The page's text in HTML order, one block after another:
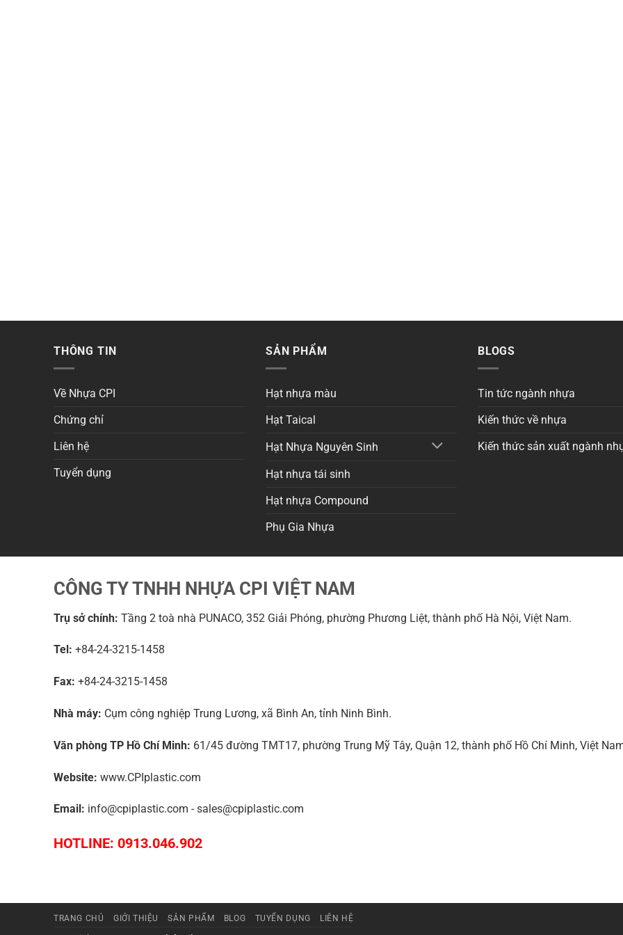
THÔNG TIN
Về Nhựa CPI
Chứng chỉ
Liên hệ
Tuyển dụng
SẢN PHẨM
Hạt nhựa màu
Hạt Taical
Hạt Nhựa Nguyên Sinh
Hạt nhựa tái sinh
Hạt nhựa Compound
Phụ Gia Nhựa
BLOGS
Tin tức ngành nhựa
Kiến thức về nhựa
Kiến thức sản xuất ngành
CÔNG TY TNHH NHỰA CPI VIỆT NAM
Trụ sở chính: Tầng 2 toà nhà PUNACO, 352 Giải Phóng, phường Phương Liệt, thành phố Hà Nội, Việt Nam.
Tel: +84-24-3215-1458
Fax: +84-24-3215-1458
Nhà máy: Cụm công nghiệp Trung Lương, xã Bình An, tỉnh Ninh Bình.
Văn phòng TP Hồ Chí Minh: 61/45 đường TMT17, phường Trung Mỹ Tây, Quận 12, thành phố Hồ Chí Minh, Việt
Website: www.CPIplastic.com
Email: info@cpiplastic.com - sales@cpiplastic.com
HOTLINE: 0913.046.902
TRANG CHỦ GIỚI THIỆU SẢN PHẨM BLOG TUYỂN DỤNG LIÊN HỆ